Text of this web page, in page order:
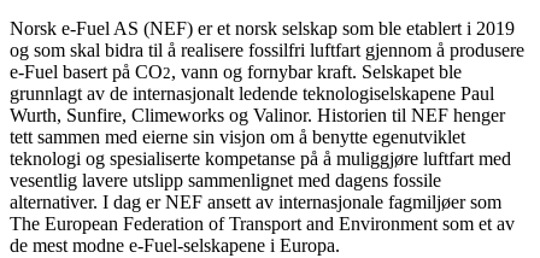
Norsk e-Fuel AS (NEF) er et norsk selskap som ble etablert i 2019
og som skal bidra til å realisere fossilfri luftfart gjennom å produsere
e-Fuel basert på CO2, vann og fornybar kraft. Selskapet ble
grunnlagt av de internasjonalt ledende teknologiselskapene Paul
Wurth, Sunfire, Climeworks og Valinor. Historien til NEF henger
tett sammen med eierne sin visjon om å benytte egenutviklet
teknologi og spesialiserte kompetanse på å muliggjøre luftfart med
vesentlig lavere utslipp sammenlignet med dagens fossile
alternativer. I dag er NEF ansett av internasjonale fagmiljøer som
The European Federation of Transport and Environment som et av
de mest modne e-Fuel-selskapene i Europa.